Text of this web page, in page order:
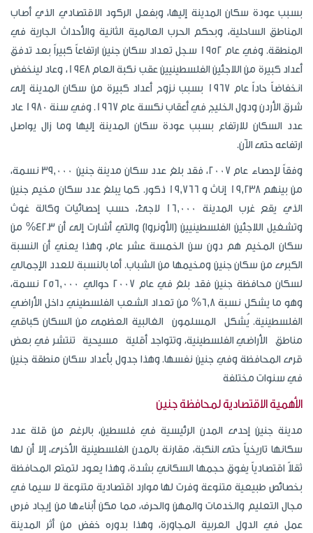
بسبب عودة سكان المدينة إليها، وبفعل الركود الاقتصادي الذي أصاب
المناطق الساحلية، وبحكم الحرب العالمية الثانية والأحداث الجارية في
المنطقة. وفي عام 1952 سجل تعداد سكان جنين ارتفاعاً كبيراً بعد تدفق
أعداد كبيرة من اللاجئين الفلسطينيين عقب نكبة العام 1948، وعاد لينخفض
انخفاضاً حاداً عام 1967 بسبب نزوح أعداد كبيرة من سكان المدينة إلى
شرق الأردن ودول الخليج في أعقاب نكسة عام 1967. وفي سنة 1980 عاد
عدد السكان للارتفاع بسبب عودة سكان المدينة إليها وما زال يواصل
ارتفاعه حتى الآن.
وفقاً لإحصاء عام 2007، فقد بلغ عدد سكان مدينة جنين 39,000 نسمة،
من بينهم 19,238 إناث و 19,766 ذكور. كما يبلغ عدد سكان مخيم جنين
الذي يقع غرب المدينة 16,000 لاجئ، حسب إحصائيات وكالة غوث
وتشغيل اللاجئين الفلسطينيين (الأونروا) والتي أشارت إلى أن 42.3% من
سكان المخيم هم دون سن الخمسة عشر عام، وهذا يعني أن النسبة
الكبرى من سكان جنين ومخيمها من الشباب. أما بالنسبة للعدد الإجمالي
لسكان محافظة جنين فقد بلغ في عام 2007 حوالي 256,000 نسمة،
وهو ما يشكل نسبة 6,8% من تعداد الشعب الفلسطيني داخل الأراضي
الفلسطينية. يُشكل المسلمون الغالبية العظمى من السكان كباقي
مناطق الأراضي الفلسطينية، وتتواجد أقلية مسيحية تنتشر في بعض
قرى المحافظة وفي جنين نفسها. وهذا جدول بأعداد سكان منطقة جنين
في سنوات مختلفة
الأهمية الاقتصادية لمحافظة جنين
مدينة جنين إحدى المدن الرئيسية في فلسطين، بالرغم من قلة عدد
سكانها تاريخياً حتى النكبة، مقارنة بالمدن الفلسطينية الأخرى، إلا أن لها
ثقلاً اقتصادياً يفوق حجمها السكاني بشدة، وهذا يعود لتمتع المحافظة
بخصائص طبيعية متنوعة وفرت لها موارد اقتصادية متنوعة لا سيما في
مجال التعليم والخدمات والمهن والحرف، مما مكن أبناءها من إيجاد فرص
عمل في الدول العربية المجاورة، وهذا بدوره خفض من أثر المدينة